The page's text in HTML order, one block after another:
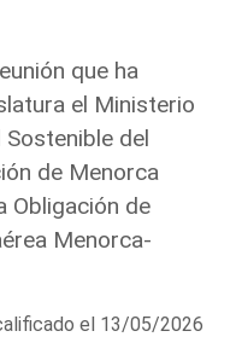
que ha
el Ministerio
del
de Menorca
Obligación de
Menorca-
el 13/05/2026